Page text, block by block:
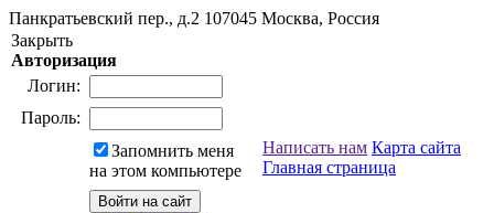
Панкратьевский пер., д.2 107045 Москва, Россия
Закрыть
Авторизация
Логин:
Пароль:
Запомнить меня
на этом компьютере
Написать нам Карта сайта
Главная страница